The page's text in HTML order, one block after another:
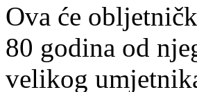
Ova će
80 godina od
velikog